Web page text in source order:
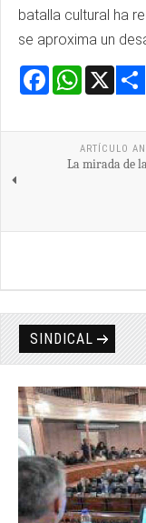
batalla cultural ha
se aproxima un
Facebook
WhatsApp
ARTÍCULO
La mirada de
SINDICAL